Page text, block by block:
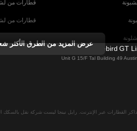
قطارات من
قطارات من
قطارات من
قطارات من
عرض المزيد من الطرق الأكثر
Firebird GT
Unit G 15/F Tal Building 49
القطارات عبر الإنترنت. رايل نينجا ليست شركة نقل بالسكك